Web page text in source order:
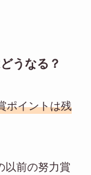
うなる？
ポイントは残
以前の努力賞